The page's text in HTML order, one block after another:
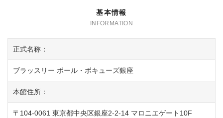
基本情報
正式名称：
ブラッスリー ポール・ボキューズ銀座
本館住所：
〒104-0061 東京都中央区銀座2-2-14 マロニエゲート10F